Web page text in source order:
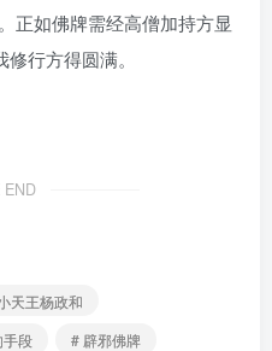
正如佛牌需经高僧加持方显
行方得圆满。
END
天王杨政和
手段 # 辟邪佛牌